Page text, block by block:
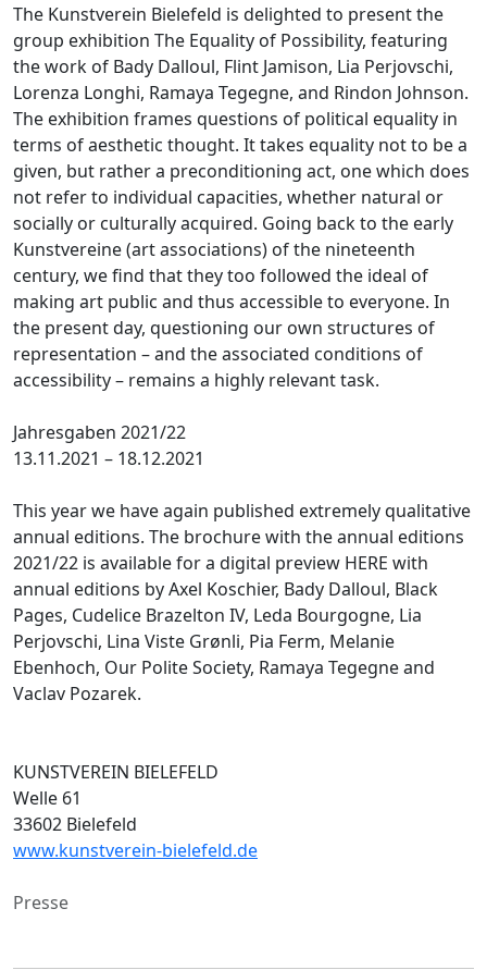
The Kunstverein Bielefeld is delighted to present the
group exhibition The Equality of Possibility, featuring
the work of Bady Dalloul, Flint Jamison, Lia Perjovschi,
Lorenza Longhi, Ramaya Tegegne, and Rindon Johnson.
The exhibition frames questions of political equality in
terms of aesthetic thought. It takes equality not to be a
given, but rather a preconditioning act, one which does
not refer to individual capacities, whether natural or
socially or culturally acquired. Going back to the early
Kunstvereine (art associations) of the nineteenth
century, we find that they too followed the ideal of
making art public and thus accessible to everyone. In
the present day, questioning our own structures of
representation – and the associated conditions of
accessibility – remains a highly relevant task.
Jahresgaben 2021/22
13.11.2021 – 18.12.2021
This year we have again published extremely qualitative
annual editions. The brochure with the annual editions
2021/22 is available for a digital preview HERE with
annual editions by Axel Koschier, Bady Dalloul, Black
Pages, Cudelice Brazelton IV, Leda Bourgogne, Lia
Perjovschi, Lina Viste Grønli, Pia Ferm, Melanie
Ebenhoch, Our Polite Society, Ramaya Tegegne and
Vaclav Pozarek.
KUNSTVEREIN BIELEFELD
Welle 61
33602 Bielefeld
www.kunstverein-bielefeld.de
Presse